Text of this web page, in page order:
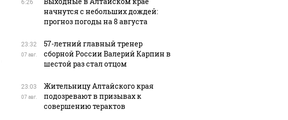
6:26
начнутся с небольших дождей:
прогноз погоды на 8 августа
23:32
07 авг.
57-летний главный тренер
сборной России Валерий Карпин в
шестой раз стал отцом
23:03
07 авг.
Жительницу Алтайского края
подозревают в призывах к
совершению терактов